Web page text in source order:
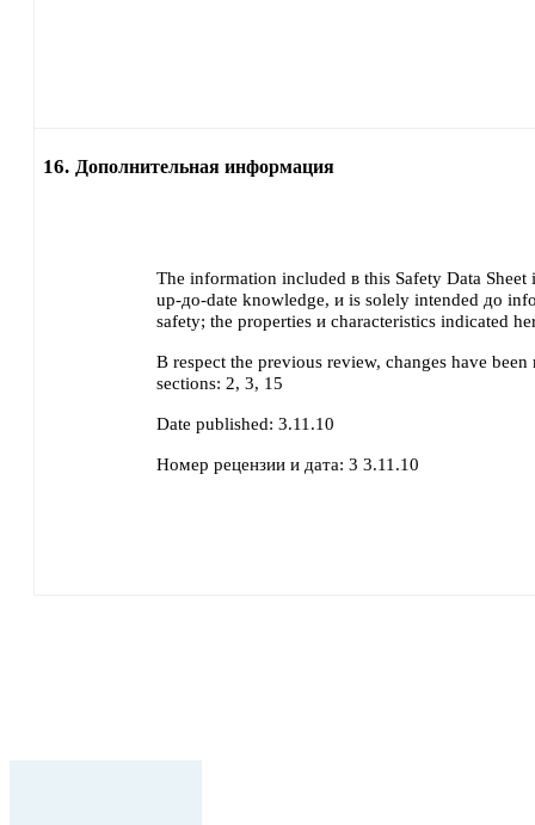
16. Дополнительная информация
The information included в this Safety Data Sheet
up-до-date knowledge, и is solely intended до
safety; the properties и characteristics indicated
В respect the previous review, changes have
sections: 2, 3, 15
Date published: 3.11.10
Номер рецензии и дата: 3 3.11.10